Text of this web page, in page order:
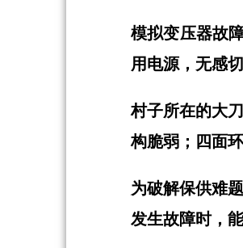
模拟变压器故
用电源，无感
村子所在的大
构脆弱；四面
为破解保供难
发生故障时，